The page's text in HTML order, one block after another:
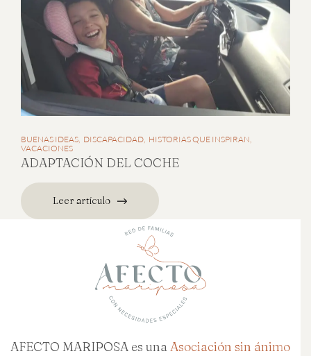
BUENAS IDEAS DISCAPACIDAD HISTORIAS QUE INSPIRAN
VACACIONES
ADAPTACIÓN DEL COCHE
Leer artículo
AFECTO MARIPOSA es una Asociación sin ánimo